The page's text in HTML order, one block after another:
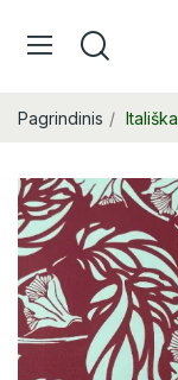
Pagrindinis